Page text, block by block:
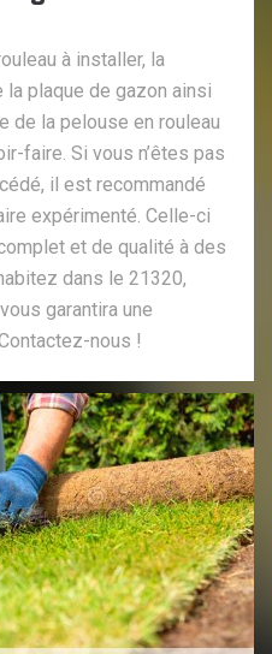
à installer, la
plaque de gazon ainsi
de la pelouse en rouleau
faire. Si vous n’êtes pas
il est recommandé
expérimenté. Celle-ci
et de qualité à des
dans le 21320,
garantira une
nous !